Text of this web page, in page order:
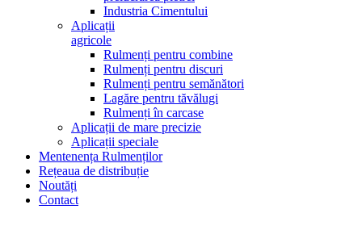
Industria Cimentului
Aplicații
agricole
Rulmenți pentru combine
Rulmenți pentru discuri
Rulmenți pentru semănători
Lagăre pentru tăvălugi
Rulmenți în carcase
Aplicații de mare precizie
Aplicații speciale
Mentenența Rulmenților
Rețeaua de distribuție
Noutăți
Contact